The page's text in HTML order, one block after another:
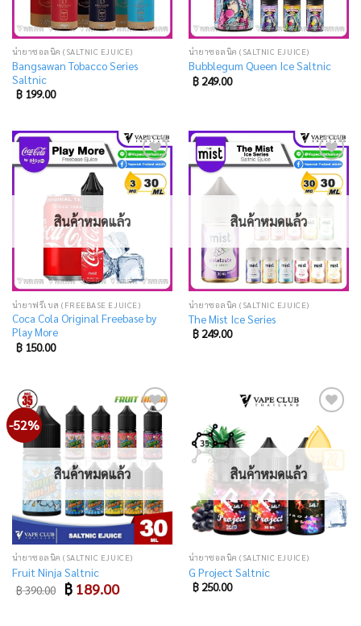
น้ำยาซอลนิค (SALTNIC EJUICE)
Bangsawan Tobacco Series
Saltnic
฿199.00
น้ำยาซอลนิค (SALTNIC EJUICE)
Bubblegum Queen Ice Saltnic
฿249.00
Add
to
wishlist
สินค้าหมดแล้ว
น้ำยาฟรีเบส (FREEBASE EJUICE)
Coca Cola Original Freebase by
Play More
฿150.00
Add
to
wishlist
สินค้าหมดแล้ว
น้ำยาซอลนิค (SALTNIC EJUICE)
The Mist Ice Series
฿249.00
-52%
to
wishlist
สินค้าหมดแล้ว
น้ำยาซอลนิค (SALTNIC EJUICE)
Fruit Ninja Saltnic
฿390.00 Original
price
฿ 189.00Current
price
to
wishlist
สินค้าหมดแล้ว
น้ำยาซอลนิค (SALTNIC EJUICE)
G Project Saltnic
฿250.00